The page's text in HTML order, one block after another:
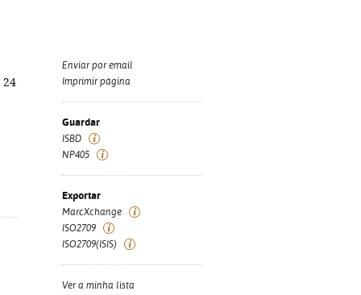
24
Enviar por email
Imprimir página
Guardar
ISBD
NP405
Exportar
MarcXchange
ISO2709
ISO2709(ISIS)
Ver a minha lista